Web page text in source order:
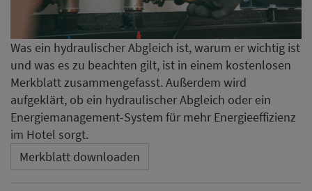
Was ein hydraulischer Abgleich ist, warum er wichtig ist
und was es zu beachten gilt, ist in einem kostenlosen
Merkblatt zusammengefasst. Außerdem wird
aufgeklärt, ob ein hydraulischer Abgleich oder ein
Energiemanagement-System für mehr Energieeffizienz
im Hotel sorgt.
Merkblatt downloaden